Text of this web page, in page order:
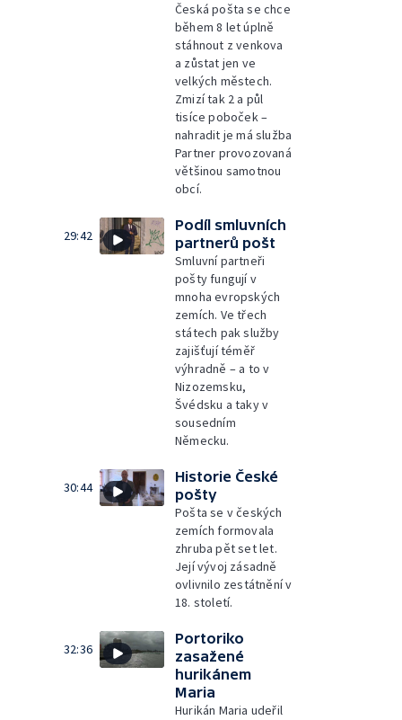
Česká pošta se chce
během 8 let úplně
stáhnout z venkova
a zůstat jen ve
velkých městech.
Zmizí tak 2 a půl
tisíce poboček –
nahradit je má služba
Partner provozovaná
většinou samotnou
obcí.
29:42
Podíl smluvních
partnerů pošt
Smluvní partneři
pošty fungují v
mnoha evropských
zemích. Ve třech
státech pak služby
zajišťují téměř
výhradně – a to v
Nizozemsku,
Švédsku a taky v
sousedním
Německu.
30:44
Historie České
pošty
Pošta se v českých
zemích formovala
zhruba pět set let.
Její vývoj zásadně
ovlivnilo zestátnění v
18. století.
32:36
Portoriko
zasažené
hurikánem
Maria
Hurikán Maria udeřil